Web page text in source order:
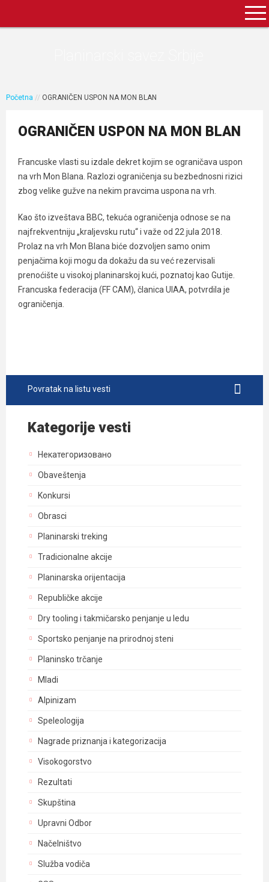
Početna // OGRANIČEN USPON NA MON BLAN
OGRANIČEN USPON NA MON BLAN
Francuske vlasti su izdale dekret kojim se ograničava uspon
na vrh Mon Blana. Razlozi ograničenja su bezbednosni rizici
zbog velike gužve na nekim pravcima uspona na vrh.
Kao što izveštava BBC, tekuća ograničenja odnose se na
najfrekventniju „kraljevsku rutu“ i važe od 22 jula 2018.
Prolaz na vrh Mon Blana biće dozvoljen samo onim
penjačima koji mogu da dokažu da su već rezervisali
prenoćište u visokoj planinarskoj kući, poznatoj kao Gutije.
Francuska federacija (FF CAM), članica UIAA, potvrdila je
ograničenja.
Povratak na listu vesti
Kategorije vesti
Некатегоризовано
Obaveštenja
Konkursi
Obrasci
Planinarski treking
Tradicionalne akcije
Planinarska orijentacija
Republičke akcije
Dry tooling i takmičarsko penjanje u ledu
Sportsko penjanje na prirodnoj steni
Planinsko trčanje
Mladi
Alpinizam
Speleologija
Nagrade priznanja i kategorizacija
Visokogorstvo
Rezultati
Skupština
Upravni Odbor
Načelništvo
Služba vodiča